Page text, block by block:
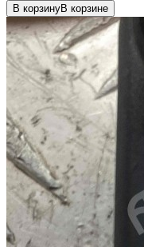
В корзинуВ корзине